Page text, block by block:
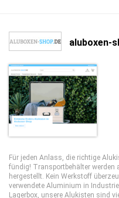
aluboxen-
Für jeden Anlass, die richtige
fündig! Transportbehälter werden
hergestellt. Kein Werkstoff
verwendete Aluminium in
Lagerbox, unsere Alukisten sind